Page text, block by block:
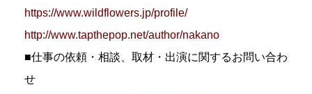
https://www.wildflowers.jp/profile/
http://www.tapthepop.net/author/nakano
■仕事の依頼・相談、取材・出演に関するお問い合わ
せ